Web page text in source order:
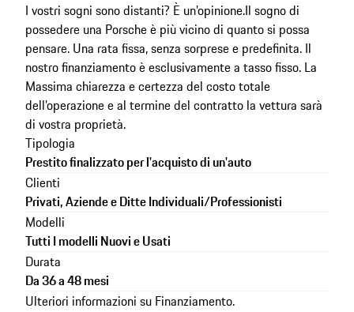
I vostri sogni sono distanti? È un’opinione.Il sogno di
possedere una Porsche è più vicino di quanto si possa
pensare. Una rata fissa, senza sorprese e predefinita. Il
nostro finanziamento è esclusivamente a tasso fisso. La
Massima chiarezza e certezza del costo totale
dell’operazione e al termine del contratto la vettura sarà
di vostra proprietà.
Tipologia
Prestito finalizzato per l'acquisto di un'auto
Clienti
Privati, Aziende e Ditte Individuali/Professionisti
Modelli
Tutti I modelli Nuovi e Usati
Durata
Da 36 a 48 mesi
Ulteriori informazioni su Finanziamento.